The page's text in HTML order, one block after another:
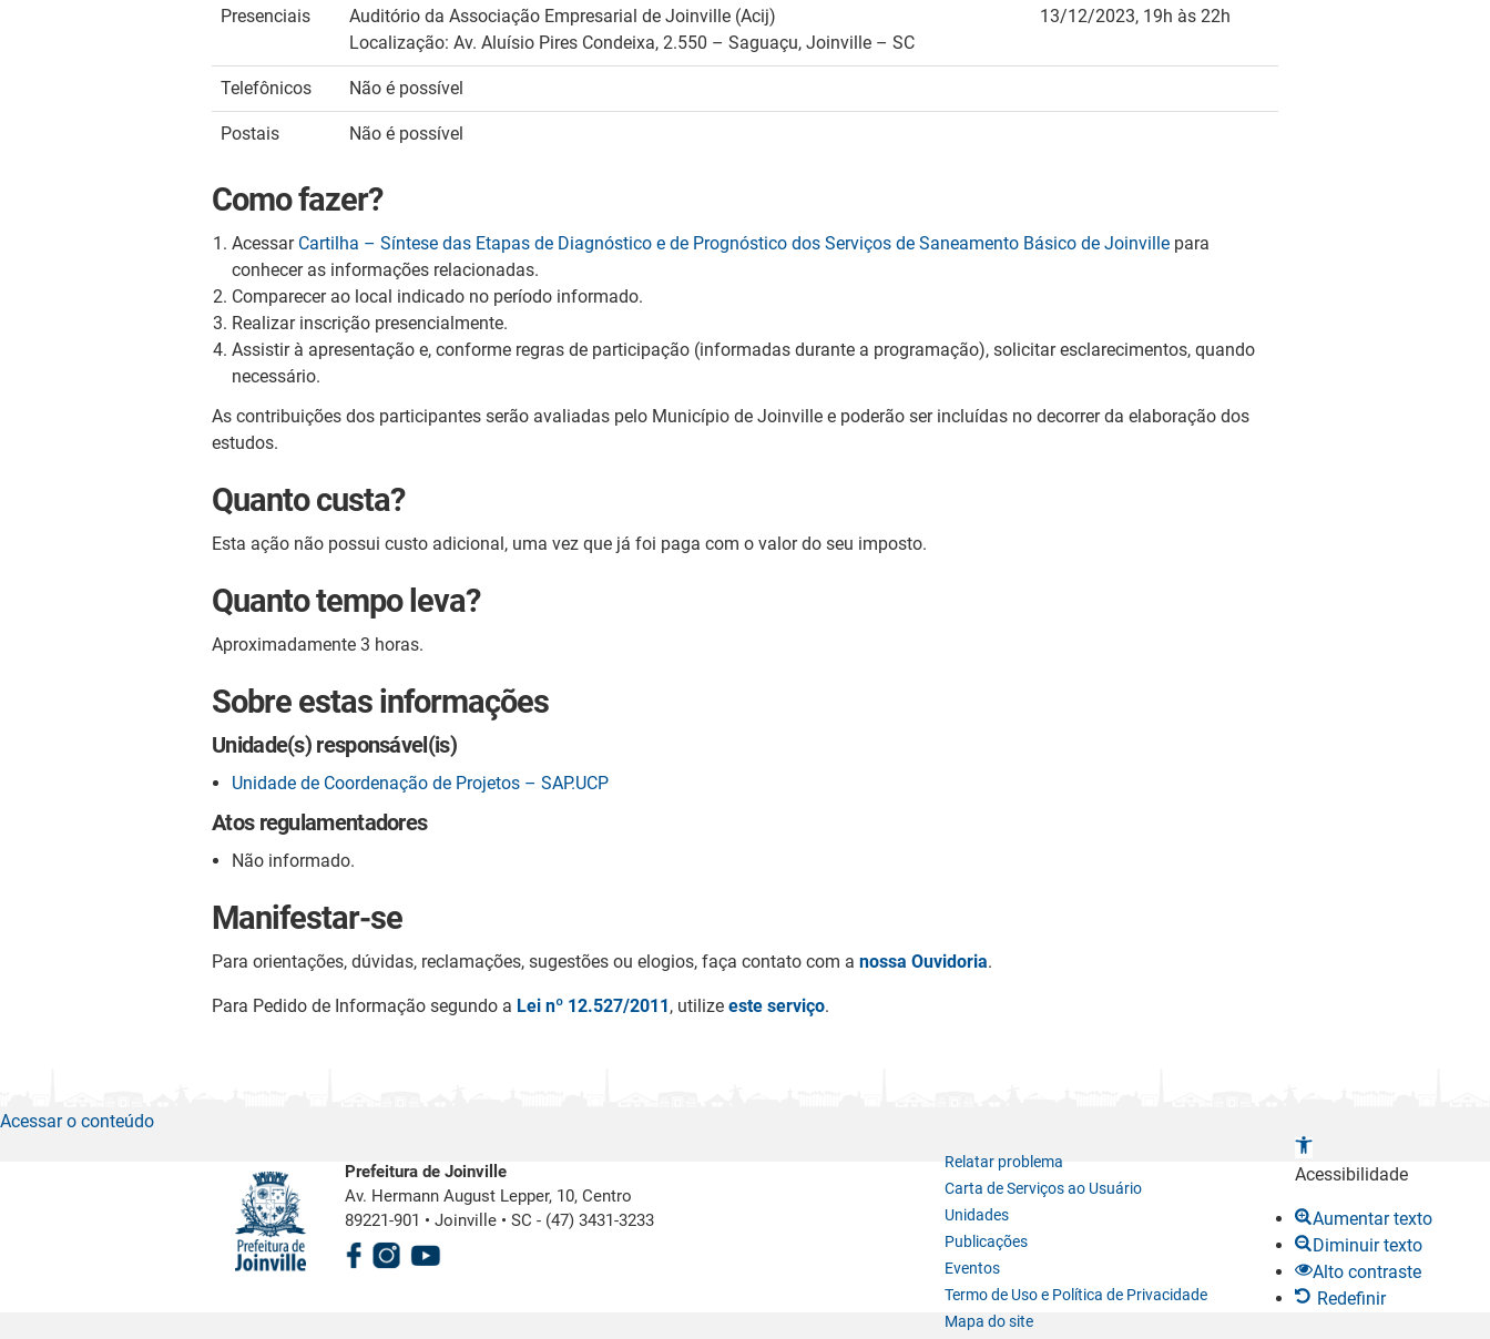
Presenciais
Auditório da Associação Empresarial de Joinville (Acij)
Localização: Av. Aluísio Pires Condeixa, 2.550 – Saguaçu, Joinville – SC
13/12/2023, 19h às 22h
Telefônicos Não é possível
Postais Não é possível
Como fazer?
Acessar Cartilha – Síntese das Etapas de Diagnóstico e de Prognóstico dos Serviços de Saneamento Básico de Joinville para
conhecer as informações relacionadas.
Comparecer ao local indicado no período informado.
Realizar inscrição presencialmente.
Assistir à apresentação e, conforme regras de participação (informadas durante a programação), solicitar esclarecimentos, quando
necessário.
As contribuições dos participantes serão avaliadas pelo Município de Joinville e poderão ser incluídas no decorrer da elaboração dos
estudos.
Quanto custa?
Esta ação não possui custo adicional, uma vez que já foi paga com o valor do seu imposto.
Quanto tempo leva?
Aproximadamente 3 horas.
Sobre estas informações
Unidade(s) responsável(is)
Unidade de Coordenação de Projetos – SAP.UCP
Atos regulamentadores
Não informado.
Manifestar-se
Para orientações, dúvidas, reclamações, sugestões ou elogios, faça contato com a nossa Ouvidoria.
Para Pedido de Informação segundo a Lei nº 12.527/2011, utilize este serviço.
Prefeitura de Joinville
Av. Hermann August Lepper, 10, Centro
89221-901 •Joinville •SC - (47) 3431-3233
Relatar problema
Carta de Serviços ao Usuário
Unidades
Publicações
Eventos
Termo de Uso e Política de Privacidade
Mapa do site
Acessar o conteúdo
A
b
i
r
a
b
Acessibilidade
Aumentar texto
Diminuir texto
Alto contraste
Redefinir